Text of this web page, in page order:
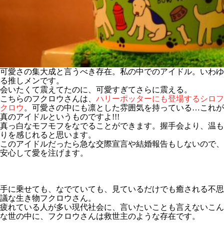
可愛さの集大成と言うべき存在。私の中でのアイドル。いわゆ
る推しメンです。
会いたくて震えてたのに、可愛すぎてさらに震える。
こちらのフクロウさんは、 ハリーポッターにも登場するシロフ
クロウ 。可愛さの中にも凛とした雰囲気を持っている…これが
真のアイドルというものですよ!!!
真っ白なモフモフをなでることができます。握手会より、温も
りを感じれると思います。
このアイドルだったら急な交際宣言や結婚報告もしないので、
安心して愛を注げます。
手に乗せても、なでていても、見ているだけでも癒される不思
議な生き物フクロウさん。
疲れている人が多い現代社会に、言いたいことも言えないこん
な世の中に、フクロウさんは救世主のような存在です。